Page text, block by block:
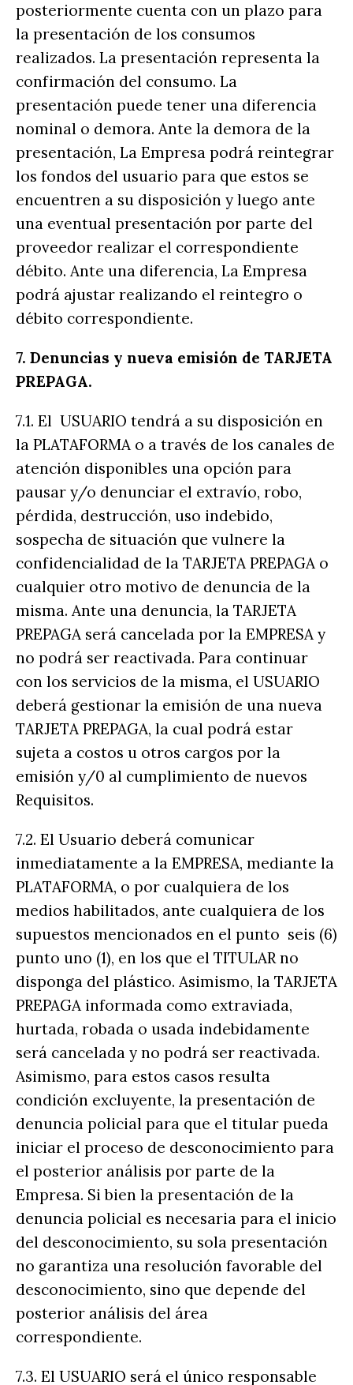
posteriormente cuenta con un plazo para
la presentación de los consumos
realizados. La presentación representa la
confirmación del consumo. La
presentación puede tener una diferencia
nominal o demora. Ante la demora de la
presentación, La Empresa podrá reintegrar
los fondos del usuario para que estos se
encuentren a su disposición y luego ante
una eventual presentación por parte del
proveedor realizar el correspondiente
débito. Ante una diferencia, La Empresa
podrá ajustar realizando el reintegro o
débito correspondiente.
7. Denuncias y nueva emisión de TARJETA
PREPAGA.
7.1. El USUARIO tendrá a su disposición en
la PLATAFORMA o a través de los canales de
atención disponibles una opción para
pausar y/o denunciar el extravío, robo,
pérdida, destrucción, uso indebido,
sospecha de situación que vulnere la
confidencialidad de la TARJETA PREPAGA o
cualquier otro motivo de denuncia de la
misma. Ante una denuncia, la TARJETA
PREPAGA será cancelada por la EMPRESA y
no podrá ser reactivada. Para continuar
con los servicios de la misma, el USUARIO
deberá gestionar la emisión de una nueva
TARJETA PREPAGA, la cual podrá estar
sujeta a costos u otros cargos por la
emisión y/0 al cumplimiento de nuevos
Requisitos.
7.2. El Usuario deberá comunicar
inmediatamente a la EMPRESA, mediante la
PLATAFORMA, o por cualquiera de los
medios habilitados, ante cualquiera de los
supuestos mencionados en el punto seis (6)
punto uno (1), en los que el TITULAR no
disponga del plástico. Asimismo, la TARJETA
PREPAGA informada como extraviada,
hurtada, robada o usada indebidamente
será cancelada y no podrá ser reactivada.
Asimismo, para estos casos resulta
condición excluyente, la presentación de
denuncia policial para que el titular pueda
iniciar el proceso de desconocimiento para
el posterior análisis por parte de la
Empresa. Si bien la presentación de la
denuncia policial es necesaria para el inicio
del desconocimiento, su sola presentación
no garantiza una resolución favorable del
desconocimiento, sino que depende del
posterior análisis del área
correspondiente.
7.3. El USUARIO será el único responsable